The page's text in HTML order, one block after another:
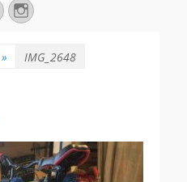
FacebookInstagram
» IMG_2648